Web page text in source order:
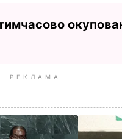
РЕКЛАМА